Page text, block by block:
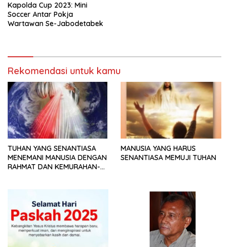
Kapolda Cup 2023: Mini
Soccer Antar Pokja
Wartawan Se-Jabodetabek
Rekomendasi untuk kamu
TUHAN YANG SENANTIASA
MENEMANI MANUSIA DENGAN
RAHMAT DAN KEMURAHAN-
MANUSIA YANG HARUS
SENANTIASA MEMUJI TUHAN